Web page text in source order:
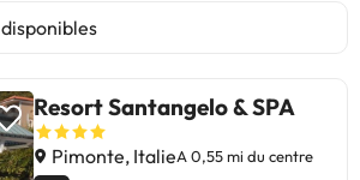
disponibles
Resort Santangelo & SPA
Pimonte, ItalieA 0,55 mi du centre